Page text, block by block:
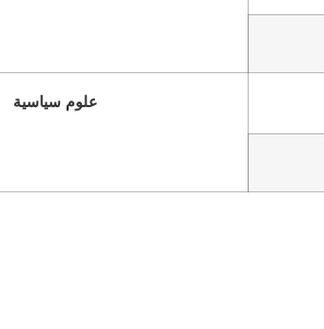
علوم سياسية